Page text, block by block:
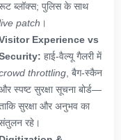
ब्लॉक्स; पुलिस के साथ
patch ।
Experience vs
हाई-वैल्यू गैलरी में
throttling, बैग-स्कैन
स्पष्ट सुरक्षा सूचना बोर्ड—
सुरक्षा और अनुभव का
रहे।